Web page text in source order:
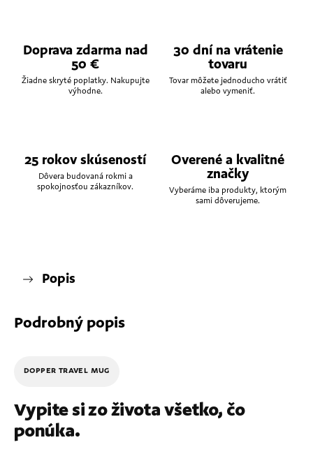
Doprava zdarma nad
50 €
Žiadne skryté poplatky. Nakupujte
výhodne.
30 dní na vrátenie
tovaru
Tovar môžete jednoducho vrátiť
alebo vymeniť.
25 rokov skúseností
Dôvera budovaná rokmi a
spokojnosťou zákazníkov.
Overené a kvalitné
značky
Vyberáme iba produkty, ktorým
sami dôverujeme.
Popis
Podrobný popis
DOPPER TRAVEL MUG
Vypite si zo života všetko, čo
ponúka.